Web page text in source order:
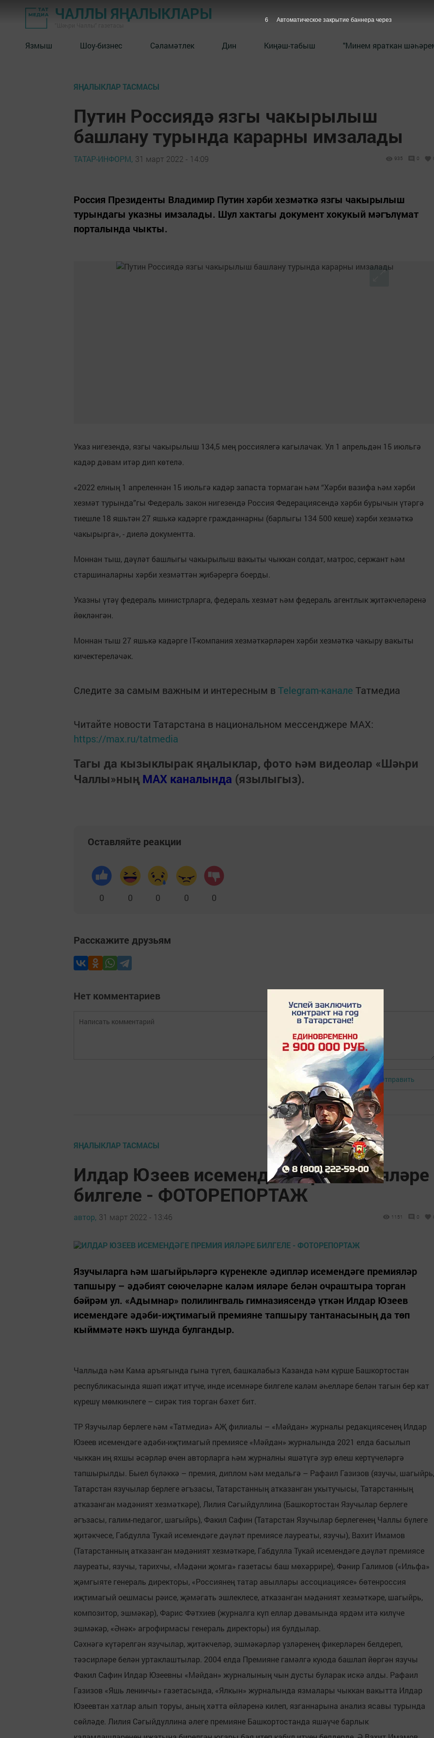
ЧАЛЛЫ ЯҢАЛЫКЛАРЫ
Язмыш Шоу-бизнес Сәламәтлек Дин Киңәш-табыш "Минем яраткан
ЯҢАЛЫКЛАР ТАСМАСЫ
Путин Россиядә язгы чакырылыш
башлану турында карарны имзалады
ТАТАР-ИНФОРМ, 31 март 2022 - 14:09 935 0
Россия Президенты Владимир Путин хәрби хезмәткә язгы чакырылыш
турындагы указны имзалады. Шул хактагы документ хокукый мәгълүмат
порталында чыкты.
Указ нигезендә, язгы чакырылыш 134,5 мең россиялегә кагылачак. Ул 1 апрельдән 15 июльгә
кадәр дәвам итәр дип көтелә.
«2022 елның 1 апреленнән 15 июльгә кадәр запаста тормаган һәм “Хәрби вазифа һәм хәрби
хезмәт турында”гы Федераль закон нигезендә Россия Федерациясендә хәрби бурычын үтәргә
тиешле 18 яшьтән 27 яшькә кадәрге гражданнарны (барлыгы 134 500 кеше) хәрби хезмәткә
чакырырга», - диелә документта.
Моннан тыш, дәүләт башлыгы чакырылыш вакыты чыккан солдат, матрос, сержант һәм
старшиналарны хәрби хезмәттән җибәрергә боерды.
Указны үтәү федераль министрларга, федераль хезмәт һәм федераль агентлык җитәкчеләренә
йөкләнгән.
Моннан тыш 27 яшькә кадәрге IT-компания хезмәткәрләрен хәрби хезмәткә чакыру вакыты
кичектереләчәк.
Следите за самым важным и интересным в Telegram-канале Татмедиа
Читайте новости Татарстана в национальном мессенджере MАХ:
https://max.ru/tatmedia
Тагы да кызыклырак яңалыклар, фото һәм видеолар «Шәһри
Чаллы»ның MAX каналында (язылыгыз).
Оставляйте реакции
0 0 0 0 0
Расскажите друзьям
Нет комментариев
Авторизоваться Отправить
ЯҢАЛЫКЛАР ТАСМАСЫ
Илдар Юзеев исемендәге премия ияләре
билгеле - ФОТОРЕПОРТАЖ
автор, 31 март 2022 - 13:46 1151 0
Язучыларга һәм шагыйрьләргә күренекле әдипләр исемендәге премияләр
тапшыру – әдәбият сөючеләрне каләм ияләре белән очраштыра торган
бәйрәм ул. «Адымнар» полилингваль гимназиясендә үткән Илдар Юзеев
исемендәге әдәби-иҗтимагый премияне тапшыру тантанасының да төп
кыйммәте нәкъ шунда булгандыр.
Чаллыда һәм Кама аръягында гына түгел, башкалабыз Казанда һәм күрше Башкортостан
республикасында яшәп иҗат итүче, инде исемнәре билгеле каләм әһелләре белән тагын бер кат
күрешү мөмкинлеге – сирәк тия торган бәхет бит.
ТР Язучылар берлеге һәм «Татмедиа» АҖ филиалы – «Мәйдан» журналы редакциясенең Илдар
Юзеев исемендәге әдәби-иҗтимагый премиясе «Мәйдан» журналында 2021 елда басылып
чыккан иң яхшы әсәрләр өчен авторларга һәм журналны яшәтүгә зур өлеш кертүчеләргә
тапшырылды. Быел бүләккә – премия, диплом һәм медальгә – Рафаил Газизов (язучы, шагыйрь,
Татарстан язучылар берлеге әгъзасы, Татарстанның атказанган укытучысы, Татарстанның
атказанган мәдәният хезмәткәре), Лилия Сәгыйдуллина (Башкортостан Язучылар берлеге
әгъзасы, галим-педагог, шагыйрь), Факил Сафин (Татарстан Язучылар берлегенең Чаллы бүлеге
җитәкчесе, Габдулла Тукай исемендәге дәүләт премиясе лауреаты, язучы), Вахит Имамов
(Татарстанның атказанган мәдәният хезмәткәре, Габдулла Тукай исемендәге дәүләт премиясе
лауреаты, язучы, тарихчы, «Мәдәни җомга» газетасы баш мөхәррире), Фәнир Галимов («Ильфа»
җәмгыяте генераль директоры, «Россиянең татар авыллары ассоциациясе» бөтенроссия
иҗтимагый оешмасы рәисе, җәмәгать эшлеклесе, атказанган мәдәният хезмәткәре, шагыйрь,
композитор, эшмәкәр), Фарис Фәтхиев (журналга күп еллар дәвамында ярдәм итә килүче
эшмәкәр, «Әнәк» агрофирмасы генераль директоры) ия булдылар.
Сәхнәгә күтәрелгән язучылар, җитәкчеләр, эшмәкәрләр үзләренең фикерләрен белдереп,
тәэсирләре белән уртаклаштылар. 2004 елда Премияне гамәлгә куюда башлап йөргән язучы
Факил Сафин Илдар Юзеевны «Мәйдан» журналының чын дусты буларак искә алды. Рафаил
Газизов «Яшь ленинчы» газетасында, «Ялкын» журналында язмалары чыккан вакытта Илдар
Юзеевтан хатлар алып торуы, аның хәтта өйләренә килеп, язганнарына анализ ясавы турында
сөйләде. Лилия Сәгыйдуллина әлеге премияне Башкортостанда яшәүче барлык
5 Автоматическое закрытие баннера через